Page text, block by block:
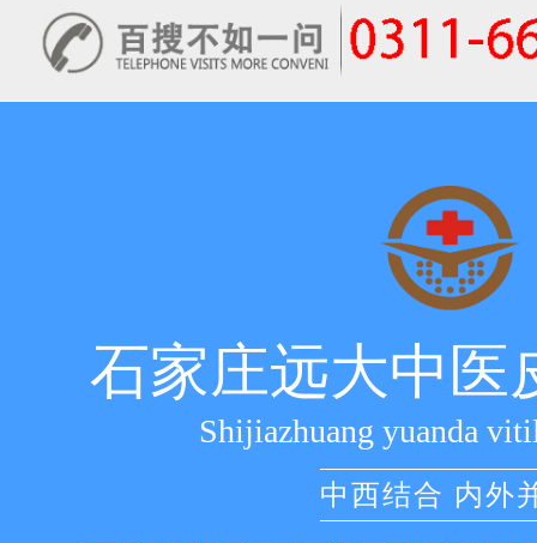
石家庄远大中医
Shijiazhuang yuanda
中西结合 内外